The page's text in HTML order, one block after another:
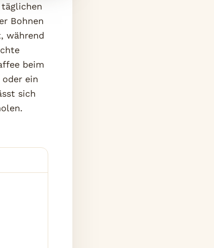
Bohnen
während
beim
ein
sich